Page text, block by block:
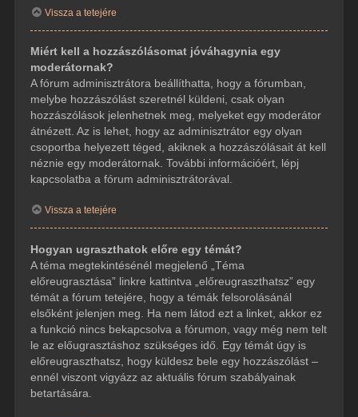
Vissza a tetejére
Miért kell a hozzászólásomat jóváhagynia egy
moderátornak?
A fórum adminisztrátora beállíthatta, hogy a fórumban,
melybe hozzászólást szeretnél küldeni, csak olyan
hozzászólások jelenhetnek meg, melyeket egy moderátor
átnézett. Az is lehet, hogy az adminisztrátor egy olyan
csoportba helyezett téged, akiknek a hozzászólásait át kell
néznie egy moderátornak. További információért, lépj
kapcsolatba a fórum adminisztrátorával.
Vissza a tetejére
Hogyan ugraszthatok előre egy témát?
A téma megtekintésénél megjelenő „Téma
előreugrasztása” linkre kattintva „előreugraszthatsz” egy
témát a fórum tetejére, hogy a témák felsorolásánál
elsőként jelenjen meg. Ha nem látod ezt a linket, akkor ez
a funkció nincs bekapcsolva a fórumon, vagy még nem telt
le az előugrasztáshoz szükséges idő. Egy témát úgy is
előreugraszthatsz, hogy küldesz bele egy hozzászólást –
ennél viszont vigyázz az aktuális fórum szabályainak
betartására.